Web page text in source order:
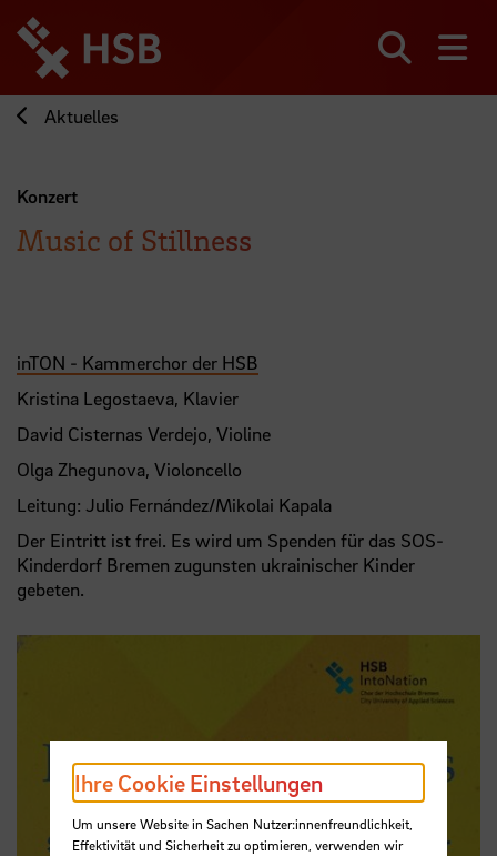
zum
Seiteninhalt
springen
Aktuelles
Konzert
Music of Stillness
inTON - Kammerchor der HSB
Kristina Legostaeva, Klavier
David Cisternas Verdejo, Violine
Olga Zhegunova, Violoncello
Leitung: Julio Fernández/Mikolai Kapala
Der Eintritt ist frei. Es wird um Spenden für das SOS-
Kinderdorf Bremen zugunsten ukrainischer Kinder
gebeten.
Ihre Cookie Einstellungen
Um unsere Website in Sachen Nutzer:innenfreundlichkeit,
Effektivität und Sicherheit zu optimieren, verwenden wir